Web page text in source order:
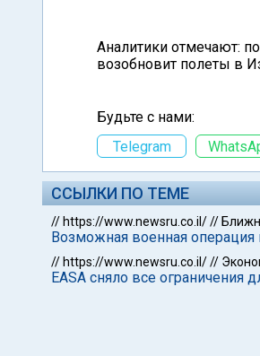
Аналитики отмечают:
возобновит полеты в
Будьте с нами:
Telegram
ССЫЛКИ ПО ТЕМЕ
// https://www.newsru.co.il///
Возможная военная
// https://www.newsru.co.il///
EASA сняло все ограничения